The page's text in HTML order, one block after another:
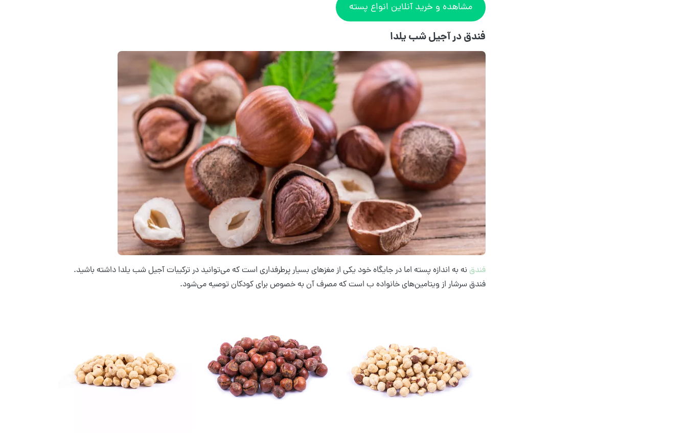
مشاهده و خرید آنلاین انواع پسته
فندق در آجیل شب یلدا
فندق نه به اندازه‌ پسته اما در جایگاه خود یکی از مغزهای بسیار پرطرفداری است که می‌توانید در ترکیبات آجیل شب یلدا داشته باشید.
فندق سرشار از ویتامین‌های خانواده ب است که مصرف آن به خصوص برای کودکان توصیه می‌شود.